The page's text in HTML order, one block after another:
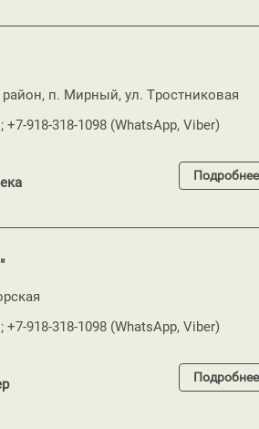
п. Мирный, ул. Тростниковая
+7-918-318-1098 (WhatsApp, Viber)
Подробнее
+7-918-318-1098 (WhatsApp, Viber)
Подробнее